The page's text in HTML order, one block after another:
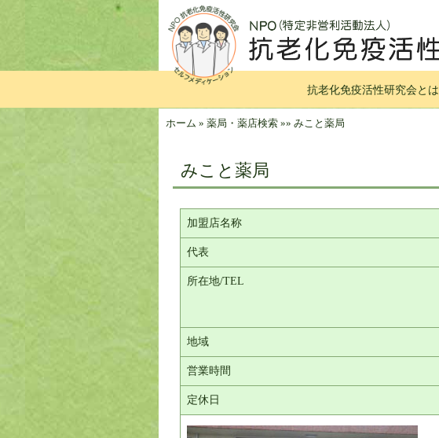
抗老化免疫活性研究会とは
ホーム » 薬局・薬店検索 »» みこと薬局
みこと薬局
加盟店名称
代表
所在地/TEL
地域
営業時間
定休日